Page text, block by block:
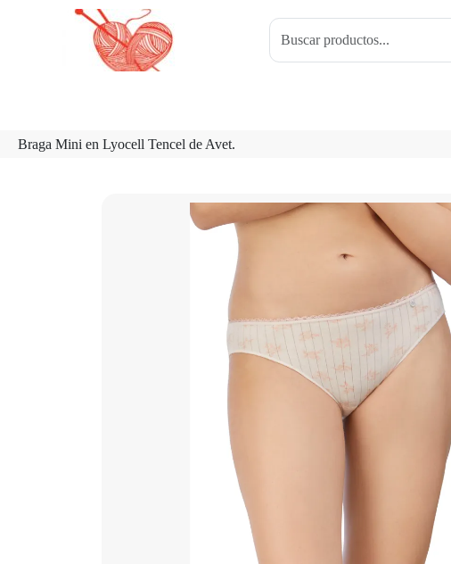
Braga Mini en Lyocell Tencel de Avet.